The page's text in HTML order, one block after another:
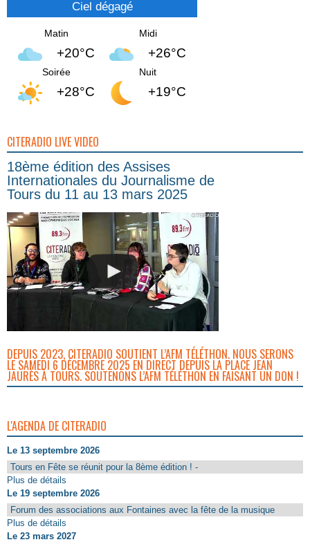
Ciel dégagé
Matin
+20°C
Midi
+26°C
Soirée
+28°C
Nuit
+19°C
CITERADIO LIVE VIDEO
18ème édition des Assises
Internationales du Journalisme de
Tours du 11 au 13 mars 2025
DEPUIS 2023, CITERADIO SOUTIENT L’AFM TÉLÉTHON. NOUS SERONS
LE SAMEDI 6 DÉCEMBRE 2025 EN DIRECT DEPUIS LA PLACE JEAN
JAURÈS À TOURS. SOUTENONS L’AFM TÉLÉTHON EN FAISANT UN DON !
L'AGENDA DE CITERADIO
Le 13 septembre 2026
Tours en Fête se réunit pour la 8ème édition ! -
Plus de détails
Le 19 septembre 2026
Forum des associations aux Fontaines avec la fête de la musique
Plus de détails
Le 23 mars 2027